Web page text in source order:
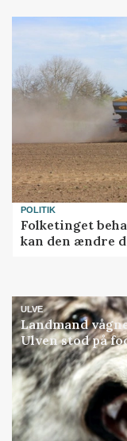
POLITIK
Folketinget
kan den ændre
ULVE
Landmand
Ulven stod på